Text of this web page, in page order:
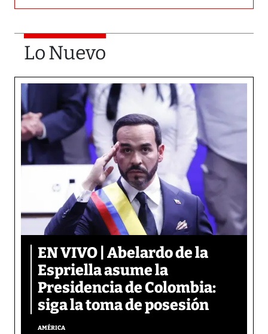
Lo Nuevo
EN VIVO | Abelardo de la
Espriella asume la
Presidencia de Colombia:
siga la toma de posesión
AMÉRICA